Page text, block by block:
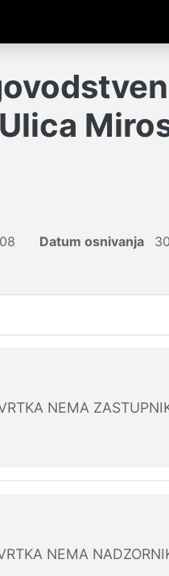
Datum osnivanja
NEMA
NEMA